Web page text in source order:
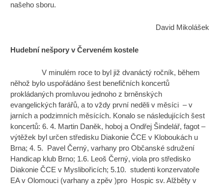
našeho sboru.
David Mikolášek
Hudební nešpory v Červeném kostele
V minulém roce to byl již dvanáctý ročník, během
něhož bylo uspořádáno šest benefičních koncertů
prokládaných promluvou jednoho z brněnských
evangelických farářů, a to vždy první neděli v měsíci – v
jarních a podzimních měsících. Konalo se následujících šest
koncertů: 6. 4. Martin Daněk, hoboj a Ondřej Šindelář, fagot –
výtěžek byl určen středisku Diakonie ČCE v Kloboukách u
Brna; 4. 5. Pavel Černý, varhany pro Občanské sdružení
Handicap klub Brno; 1.6. Leoš Černý, viola pro středisko
Diakonie ČCE v Myslibořicích; 5.10. studenti konzervatoře
EA v Olomouci (varhany a zpěv )pro Hospic sv. Alžběty v